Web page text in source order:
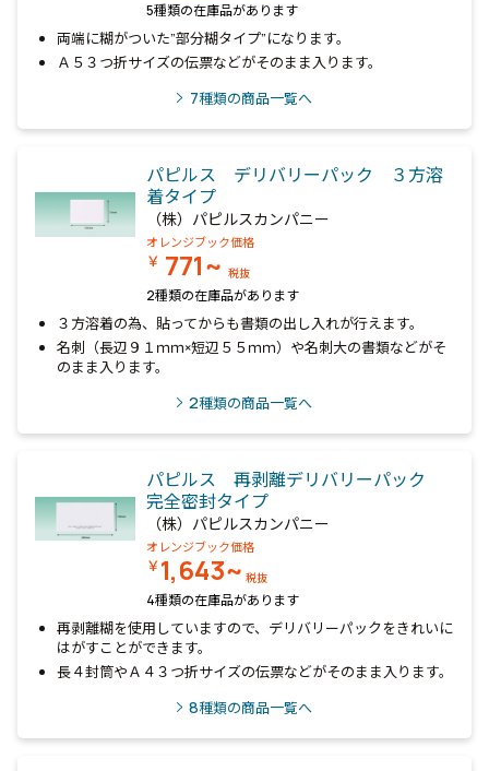
5種類の在庫品があります
両端に糊がついた”部分糊タイプ”になります。
Ａ５３つ折サイズの伝票などがそのまま入ります。
7種類の商品一覧へ
パピルス デリバリーパック ３方溶
着タイプ
（株）パピルスカンパニー
オレンジブック価格
￥ 771~ 税抜
2種類の在庫品があります
３方溶着の為、貼ってからも書類の出し入れが行えます。
名刺（長辺９１ｍｍ×短辺５５ｍｍ）や名刺大の書類などがそ
のまま入ります。
2種類の商品一覧へ
パピルス 再剥離デリバリーパック
完全密封タイプ
（株）パピルスカンパニー
オレンジブック価格
￥1,643~ 税抜
4種類の在庫品があります
再剥離糊を使用していますので、デリバリーパックをきれいに
はがすことができます。
長４封筒やＡ４３つ折サイズの伝票などがそのまま入ります。
8種類の商品一覧へ